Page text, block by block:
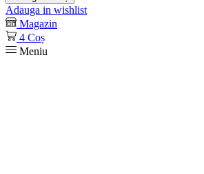
Adauga in wishlist
Magazin
4 Coș
Meniu